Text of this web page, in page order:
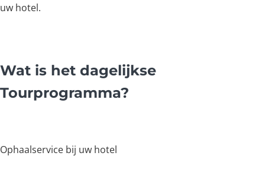
uw hotel.
Wat is het dagelijkse
Tourprogramma?
Ophaalservice bij uw hotel